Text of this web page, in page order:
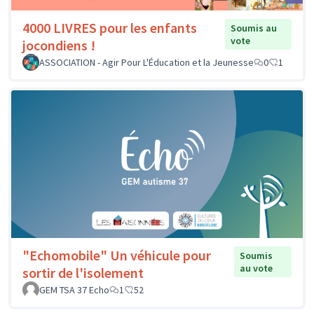
4000 LIVRES pour les enfants
jocondiens !
Soumis au
vote
ASSOCIATION - Agir Pour L'Éducation et la Jeunesse
0 1
"Echomobile" Un véhicule pour
sortir de l'isolement
Soumis
au vote
GEM TSA 37 Echo
1 52